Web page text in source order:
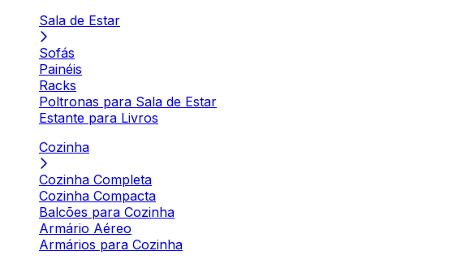
Sala de Estar
Sofás
Painéis
Racks
Poltronas para Sala de Estar
Estante para Livros
Cozinha
Cozinha Completa
Cozinha Compacta
Balcões para Cozinha
Armário Aéreo
Armários para Cozinha